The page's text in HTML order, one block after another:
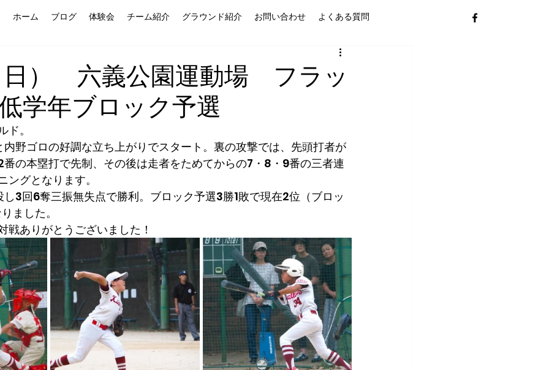
ホーム ブログ 体験会 チーム紹介 グラウンド紹介 お問い合わせ よくある質問
日） 六義公園運動場 フラッ
学年ブロック予選
。
野ゴロの好調な立ち上がりでスタート。裏の攻撃では、先頭打者が
の本塁打で先制、その後は走者をためてからの7・8・9番の三者連
グとなります。
3回6奪三振無失点で勝利。ブロック予選3勝1敗で現在2位（ブロッ
ました。
戦ありがとうございました！